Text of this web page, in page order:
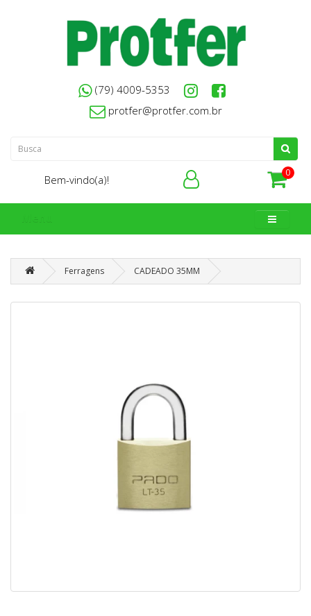
(79) 4009-5353
protfer@protfer.com.br
Bem-vindo(a)!
0
Ferragens CADEADO 35MM